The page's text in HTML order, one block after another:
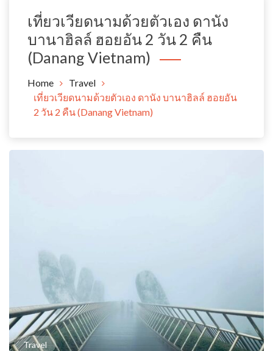
เที่ยวเวียดนามด้วยตัวเอง ดานัง
บานาฮิลล์ ฮอยอัน 2 วัน 2 คืน
(Danang Vietnam)
Home
Travel
เที่ยวเวียดนามด้วยตัวเอง ดานัง บานาฮิลล์ ฮอยอัน
2 วัน 2 คืน (Danang Vietnam)
Travel